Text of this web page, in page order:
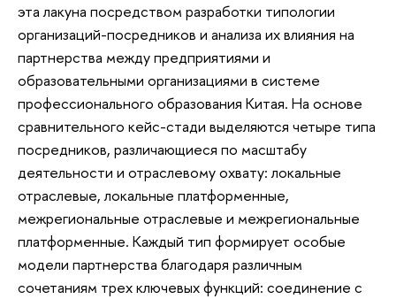
эта лакуна посредством разработки типологии
организаций-посредников и анализа их влияния на
партнерства между предприятиями и
образовательными организациями в системе
профессионального образования Китая. На основе
сравнительного кейс-стади выделяются четыре типа
посредников, различающиеся по масштабу
деятельности и отраслевому охвату: локальные
отраслевые, локальные платформенные,
межрегиональные отраслевые и межрегиональные
платформенные. Каждый тип формирует особые
модели партнерства благодаря различным
сочетаниям трех ключевых функций: соединение с